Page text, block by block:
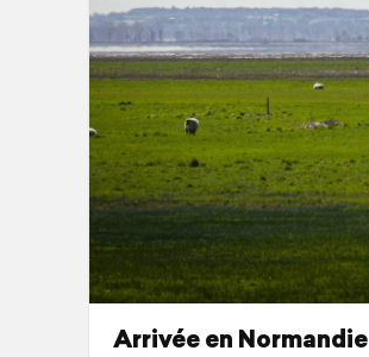
Arrivée en Normandie